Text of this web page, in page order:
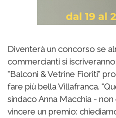
Diventerà un concorso se
commercianti si
"Balconi & Vetrine Fioriti"
fare più bella Villafranca.
sindaco Anna Macchia -
vincere un premio: